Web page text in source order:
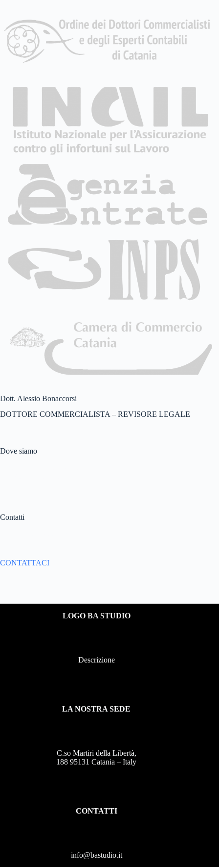
Dott. Alessio Bonaccorsi
DOTTORE COMMERCIALISTA – REVISORE LEGALE
Dove siamo
Contatti
CONTATTACI
LOGO BA STUDIO
Descrizione
LA NOSTRA SEDE
C.so Martiri della Libertà,
188 95131 Catania – Italy
CONTATTI
info@bastudio.it